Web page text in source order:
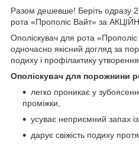
Разом дешевше! Беріть одразу
рота «Прополіс Вайт» за
Ополіскувач для рота
одночасно якісний догляд за
подиху і профілактику
Ополіскувач для порожнини
легко проникає у
проміжки,
усуває неприємний запах із
дарує свіжість подиху